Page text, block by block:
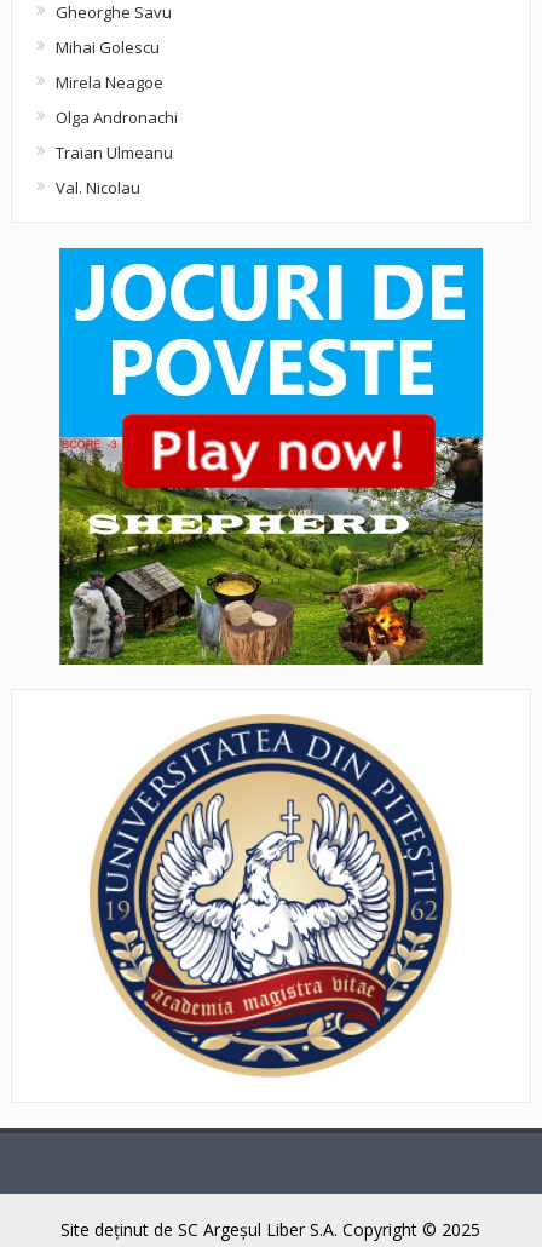
Gheorghe Savu
Mihai Golescu
Mirela Neagoe
Olga Andronachi
Traian Ulmeanu
Val. Nicolau
Site deţinut de SC Argeşul Liber S.A. Copyright © 2025